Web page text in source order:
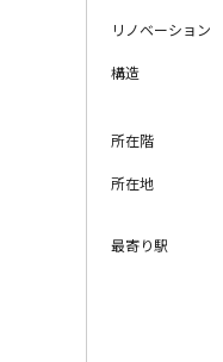
リノベーション
構造
所在階
所在地
最寄り駅